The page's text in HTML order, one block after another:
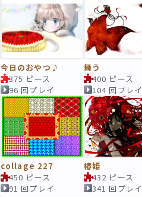
今日のおやつ♪
375 ピース
96 回プレイ
舞う
400 ピース
104 回プレイ
collage 227
450 ピース
91 回プレイ
椿姫
432 ピース
341 回プレイ